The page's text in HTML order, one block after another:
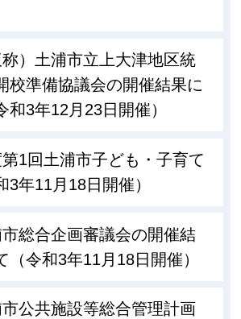
）土浦市立上大津地区統
校準備協議会の開催結果に
和3年12月23日開催）
1回土浦市子ども・子育て
3年11月18日開催）
総合企画審議会の開催結
（令和3年11月18日開催）
公共施設等総合管理計画